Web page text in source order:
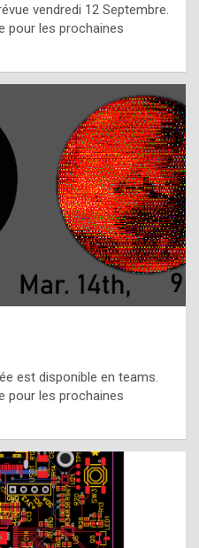
h
t
f
h
a
t
t
e
b
e
s
vendredi 12 Septembre.
pour les prochaines
est disponible en teams.
pour les prochaines